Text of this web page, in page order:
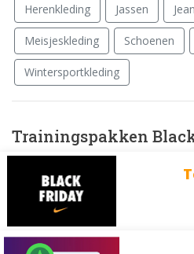
Herenkleding Jassen
Meisjeskleding Schoenen
Wintersportkleding
Trainingspakken